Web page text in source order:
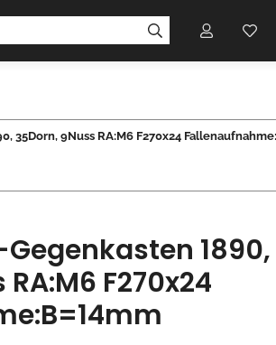
35Dorn, 9Nuss RA:M6 F270x24
1890,
F270x24